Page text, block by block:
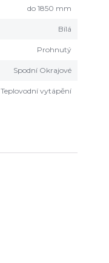
do 1850 mm
Bílá
Prohnutý
Spodní Okrajové
Teplovodní vytápění